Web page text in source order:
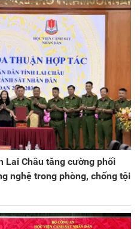
Lai Châu tăng cường phối
nghệ trong phòng, chống tội